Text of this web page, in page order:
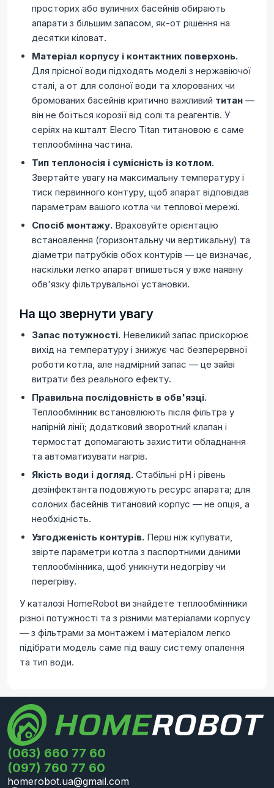
просторих або вуличних басейнів обирають
апарати з більшим запасом, як-от рішення на
десятки кіловат.
Матеріал корпусу і контактних поверхонь.
Для прісної води підходять моделі з нержавіючої
сталі, а от для солоної води та хлорованих чи
бромованих басейнів критично важливий титан —
він не боїться корозії від солі та реагентів. У
серіях на кшталт Elecro Titan титановою є саме
теплообмінна частина.
Тип теплоносія і сумісність із котлом.
Звертайте увагу на максимальну температуру і
тиск первинного контуру, щоб апарат відповідав
параметрам вашого котла чи теплової мережі.
Спосіб монтажу. Враховуйте орієнтацію
встановлення (горизонтальну чи вертикальну) та
діаметри патрубків обох контурів — це визначає,
наскільки легко апарат впишеться у вже наявну
обв'язку фільтрувальної установки.
На що звернути увагу
Запас потужності. Невеликий запас прискорює
вихід на температуру і знижує час безперервної
роботи котла, але надмірний запас — це зайві
витрати без реального ефекту.
Правильна послідовність в обв'язці.
Теплообмінник встановлюють після фільтра у
напірній лінії; додатковий зворотний клапан і
термостат допомагають захистити обладнання
та автоматизувати нагрів.
Якість води і догляд. Стабільні pH і рівень
дезінфектанта подовжують ресурс апарата; для
солоних басейнів титановий корпус — не опція, а
необхідність.
Узгодженість контурів. Перш ніж купувати,
звірте параметри котла з паспортними даними
теплообмінника, щоб уникнути недогріву чи
перегріву.
У каталозі HomeRobot ви знайдете теплообмінники
різної потужності та з різними матеріалами корпусу
— з фільтрами за монтажем і матеріалом легко
підібрати модель саме під вашу систему опалення
та тип води.
(063) 660 77 60
(097) 760 77 60
homerobot.ua@gmail.com